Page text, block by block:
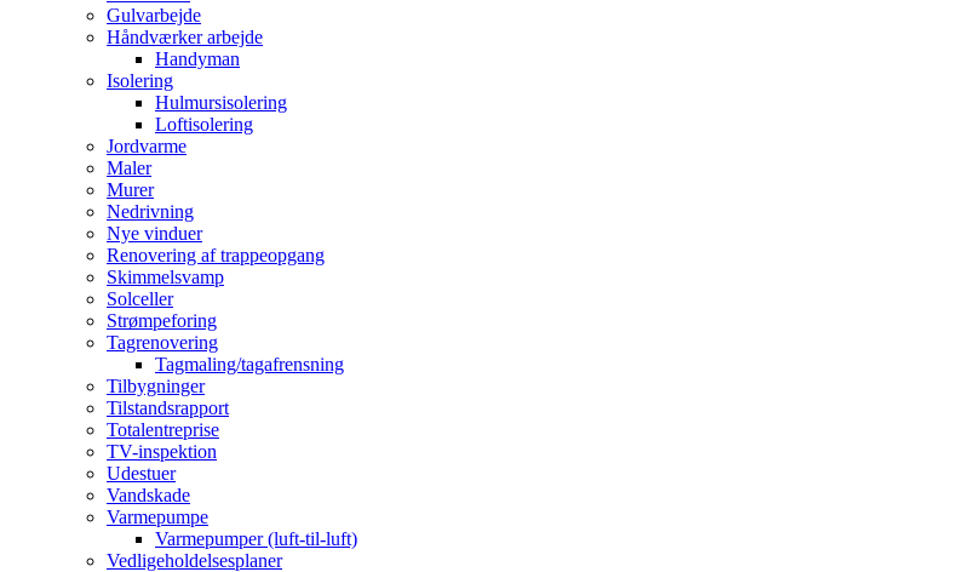
Gulvarbejde
Håndværker arbejde
Handyman
Isolering
Hulmursisolering
Loftisolering
Jordvarme
Maler
Murer
Nedrivning
Nye vinduer
Renovering af trappeopgang
Skimmelsvamp
Solceller
Strømpeforing
Tagrenovering
Tagmaling/tagafrensning
Tilbygninger
Tilstandsrapport
Totalentreprise
TV-inspektion
Udestuer
Vandskade
Varmepumpe
Varmepumper (luft-til-luft)
Vedligeholdelsesplaner